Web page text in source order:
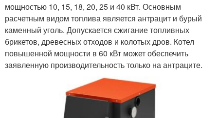
мощностью 10, 15, 18, 20, 25 и 40 кВт. Основным
расчетным видом топлива является антрацит и бурый
каменный уголь. Допускается сжигание топливных
брикетов, древесных отходов и колотых дров. Котел
повышенной мощности в 60 кВт может обеспечить
заявленную производительность только на антраците.